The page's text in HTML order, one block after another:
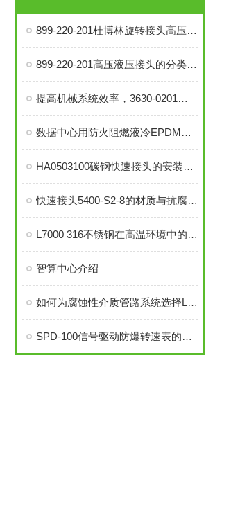
899-220-201杜博林旋转接头高压液压接头的安装、调试与维护技巧
899-220-201高压液压接头的分类和注意事项
提高机械系统效率，3630-0201旋转接头的优势分析
数据中心用防火阻燃液冷EPDM橡胶软管-UL94 V0认证
HA0503100碳钢快速接头的安装与维护指南
快速接头5400-S2-8的材质与抗腐蚀性探讨
L7000 316不锈钢在高温环境中的应用与性能分析
智算中心介绍
如何为腐蚀性介质管路系统选择L7000 316不锈钢部件？
SPD-100信号驱动防爆转速表的安装与调试步骤详解